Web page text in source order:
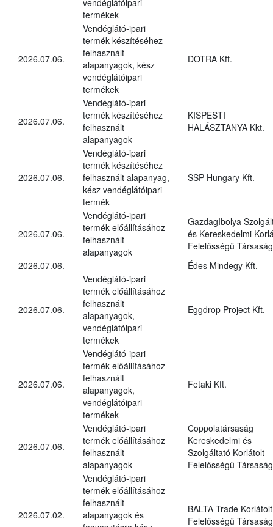
termékek
2026.07.06.
Vendéglátó-ipari
termék készítéséhez
felhasznált
alapanyagok, kész
vendéglátóipari
termékek
DOTRA Kft.
2026.07.06.
Vendéglátó-ipari
termék készítéséhez
felhasznált
alapanyagok
KISPESTI
HALÁSZTANYA Kkt.
2026.07.06.
Vendéglátó-ipari
termék készítéséhez
felhasznált alapanyag,
kész vendéglátóipari
termék
SSP Hungary Kft.
2026.07.06.
Vendéglátó-ipari
termék előállításához
felhasznált
alapanyagok
GazdagIbolya
és Kereskedelmi
Felelősségű Társaság
2026.07.06.
- Édes Mindegy Kft.
2026.07.06.
Vendéglátó-ipari
termék előállításához
felhasznált
alapanyagok,
vendéglátóipari
termékek
Eggdrop Project Kft.
2026.07.06.
Vendéglátó-ipari
termék előállításához
felhasznált
alapanyagok,
vendéglátóipari
termékek
Fetaki Kft.
2026.07.06.
Vendéglátó-ipari
termék előállításához
felhasznált
alapanyagok
Coppolatársaság
Kereskedelmi és
Szolgáltató Korlátolt
Felelősségű Társaság
2026.07.02.
Vendéglátó-ipari
termék előállításához
felhasznált
alapanyagok és
BALTA Trade Korlátolt
Felelősségű Társaság